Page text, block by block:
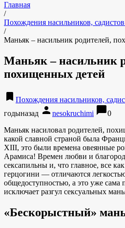
Главная
/
Похождения насильников,
/
Маньяк – насильник родителей,
Маньяк – насильник
похищенных детей
bookmark Похождения насильников,
годыназад person nesokruchimi chat_bubble0
Маньяк насиловал родителей,
какой славной страной была
XIII, это были времена овеянные
Арамиса! Времен любви и
сексапильны и, что главное, все
герцогини — отличаются
общедоступностью, а это уже сама
исключает разгул сексуальных
«Бескорыстный»